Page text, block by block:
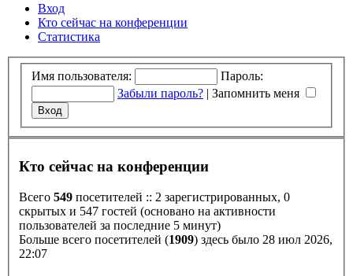
Вход
Кто сейчас на конференции
Статистика
Имя пользователя:
Пароль:
Забыли пароль? | Запомнить меня
Кто сейчас на конференции
Всего 549 посетителей :: 2 зарегистрированных, 0
скрытых и 547 гостей (основано на активности
пользователей за последние 5 минут)
Больше всего посетителей (1909) здесь было 28 июл 2026,
22:07